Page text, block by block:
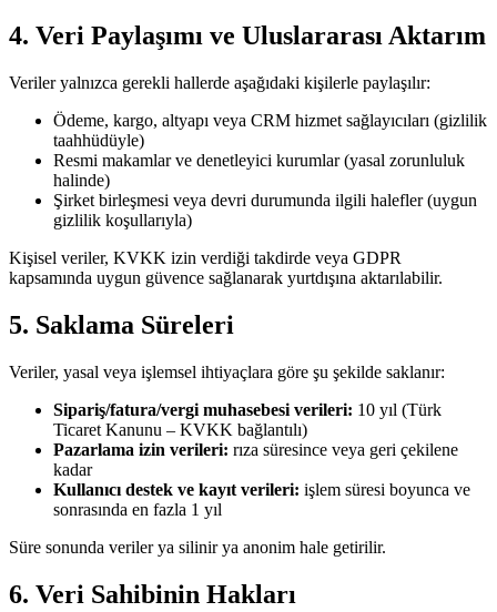
4. Veri Paylaşımı ve Uluslararası Aktarım
Veriler yalnızca gerekli hallerde aşağıdaki kişilerle paylaşılır:
Ödeme, kargo, altyapı veya CRM hizmet sağlayıcıları (gizlilik
taahhüdüyle)
Resmi makamlar ve denetleyici kurumlar (yasal zorunluluk
halinde)
Şirket birleşmesi veya devri durumunda ilgili halefler (uygun
gizlilik koşullarıyla)
Kişisel veriler, KVKK izin verdiği takdirde veya GDPR
kapsamında uygun güvence sağlanarak yurtdışına aktarılabilir.
5. Saklama Süreleri
Veriler, yasal veya işlemsel ihtiyaçlara göre şu şekilde saklanır:
Sipariş/fatura/vergi muhasebesi verileri: 10 yıl (Türk
Ticaret Kanunu – KVKK bağlantılı)
Pazarlama izin verileri: rıza süresince veya geri çekilene
kadar
Kullanıcı destek ve kayıt verileri: işlem süresi boyunca ve
sonrasında en fazla 1 yıl
Süre sonunda veriler ya silinir ya anonim hale getirilir.
6. Veri Sahibinin Hakları